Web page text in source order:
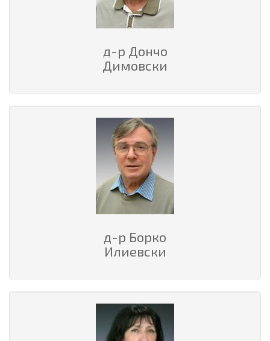
д-р Дончо
Димовски
д-р Борко
Илиевски